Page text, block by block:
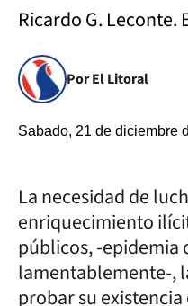
Ricardo G. Leconte.
Por El Litoral
Sabado, 21 de diciembre
La necesidad de
enriquecimiento
públicos, -epidemia
lamentablemente-,
probar su existencia